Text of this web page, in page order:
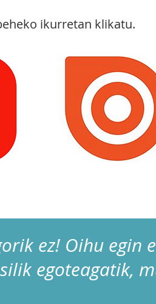
ikurretan klikatu.
ez! Oihu egin
egoteagatik,